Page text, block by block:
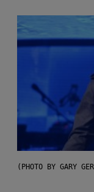
(PHOTO BY GARY